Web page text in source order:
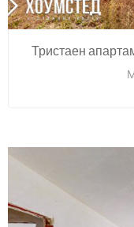
Тристаен